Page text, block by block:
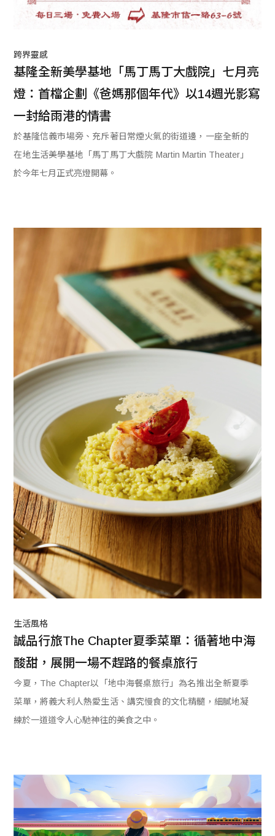
跨界靈感
基隆全新美學基地「馬丁馬丁大戲院」七月亮
燈：首檔企劃《爸媽那個年代》以14週光影寫
一封給雨港的情書
於基隆信義市場旁、充斥著日常煙火氣的街道邊，一座全新的
在地生活美學基地「馬丁馬丁大戲院 Martin Martin Theater」
於今年七月正式亮燈開幕。
生活風格
誠品行旅The Chapter夏季菜單：循著地中海
酸甜，展開一場不趕路的餐桌旅行
今夏，The Chapter以「地中海餐桌旅行」為名推出全新夏季
菜單，將義大利人熱愛生活、講究慢食的文化精髓，細膩地凝
練於一道道令人心馳神往的美食之中。